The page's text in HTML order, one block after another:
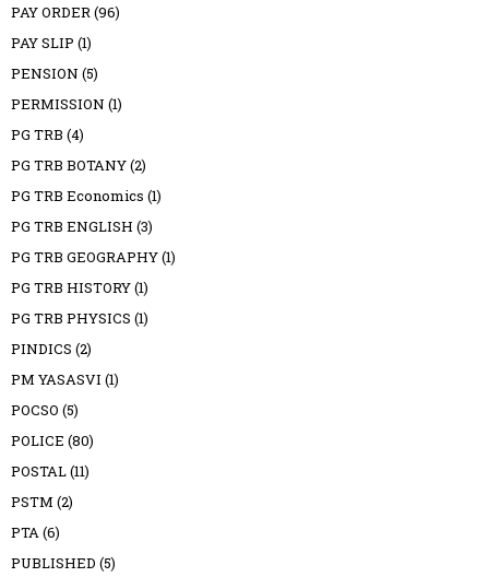
PAY ORDER(96)
PAY SLIP (1)
PENSION (5)
PERMISSION (1)
PG TRB (4)
PG TRB BOTANY(2)
PG TRB Economics (1)
PG TRB ENGLISH (3)
PG TRB GEOGRAPHY(1)
PG TRB HISTORY(1)
PG TRB PHYSICS (1)
PINDICS (2)
PM YASASVI (1)
POCSO (5)
POLICE (80)
POSTAL(11)
PSTM (2)
PTA(6)
PUBLISHED (5)